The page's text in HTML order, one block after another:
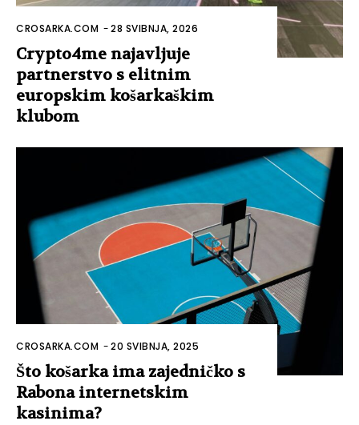
CROSARKA.COM -28 SVIBNJA, 2026
Crypto4me najavljuje
partnerstvo s elitnim
europskim košarkaškim
klubom
CROSARKA.COM -20 SVIBNJA, 2025
Što košarka ima zajedničko s
Rabona internetskim
kasinima?